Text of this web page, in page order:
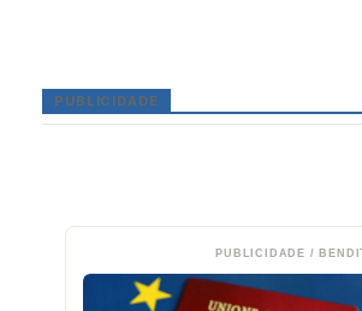
PUBLICIDADE
PUBLICIDADE /